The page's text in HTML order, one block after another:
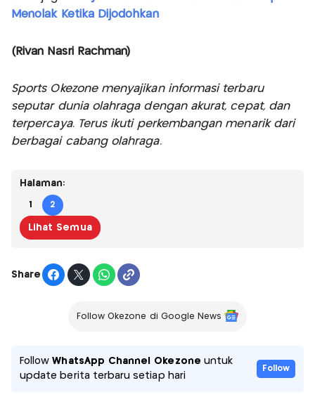
Menolak Ketika Dijodohkan
(Rivan Nasri Rachman)
Sports Okezone menyajikan informasi terbaru
seputar dunia olahraga dengan akurat, cepat, dan
terpercaya. Terus ikuti perkembangan menarik dari
berbagai cabang olahraga.
Halaman:
1 2
Lihat Semua
Share
Follow Okezone di Google News
FollowWhatsApp Channel Okezone untuk
update berita terbaru setiap hari
Follow